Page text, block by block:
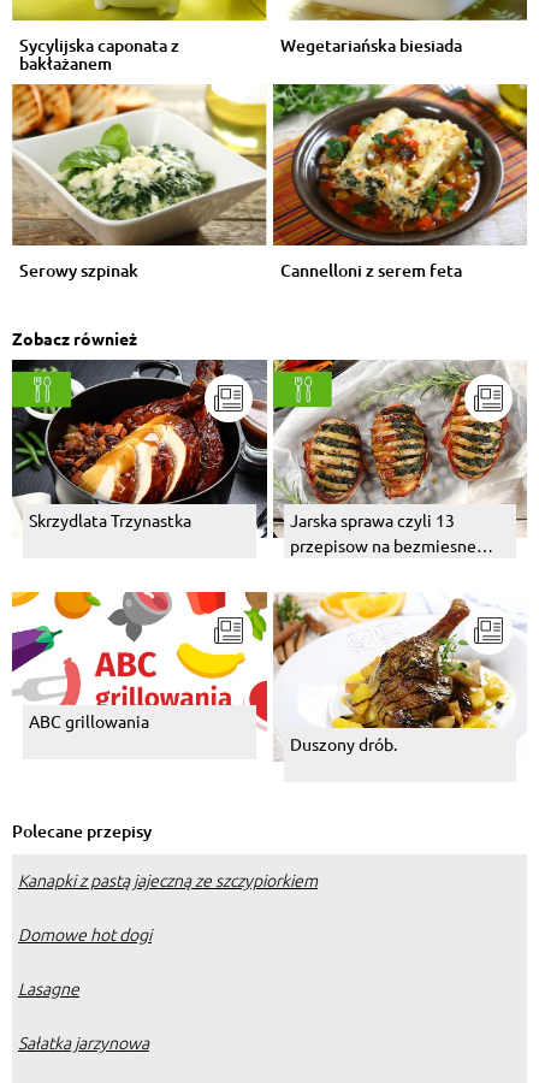
Sycylijska caponata z
bakłażanem
Wegetariańska biesiada
Serowy szpinak Cannelloni z serem feta
Zobacz również
Skrzydlata Trzynastka
Jarska sprawa czyli 13
przepisow na bezmiesne
ABC grillowania
Duszony drób.
Polecane przepisy
Kanapki z pastą jajeczną ze szczypiorkiem
Domowe hot dogi
Lasagne
Sałatka jarzynowa